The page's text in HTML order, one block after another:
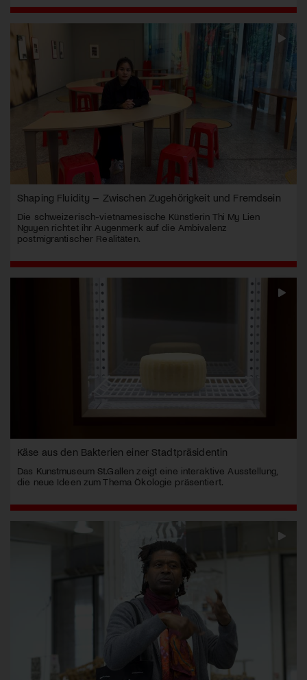
Shaping Fluidity – Zwischen Zugehörigkeit und Fremdsein
Die schweizerisch-vietnamesische Künstlerin Thi My Lien
Nguyen richtet ihr Augenmerk auf die Ambivalenz
postmigrantischer Realitäten.
Käse aus den Bakterien einer Stadtpräsidentin
Das Kunstmuseum St.Gallen zeigt eine interaktive Ausstellung,
die neue Ideen zum Thema Ökologie präsentiert.